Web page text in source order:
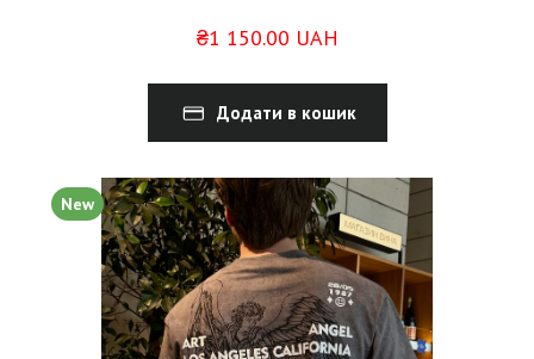
₴1 150.00 UAH
Додати в кошик
New